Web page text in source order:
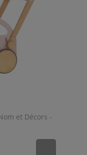
et Décors -